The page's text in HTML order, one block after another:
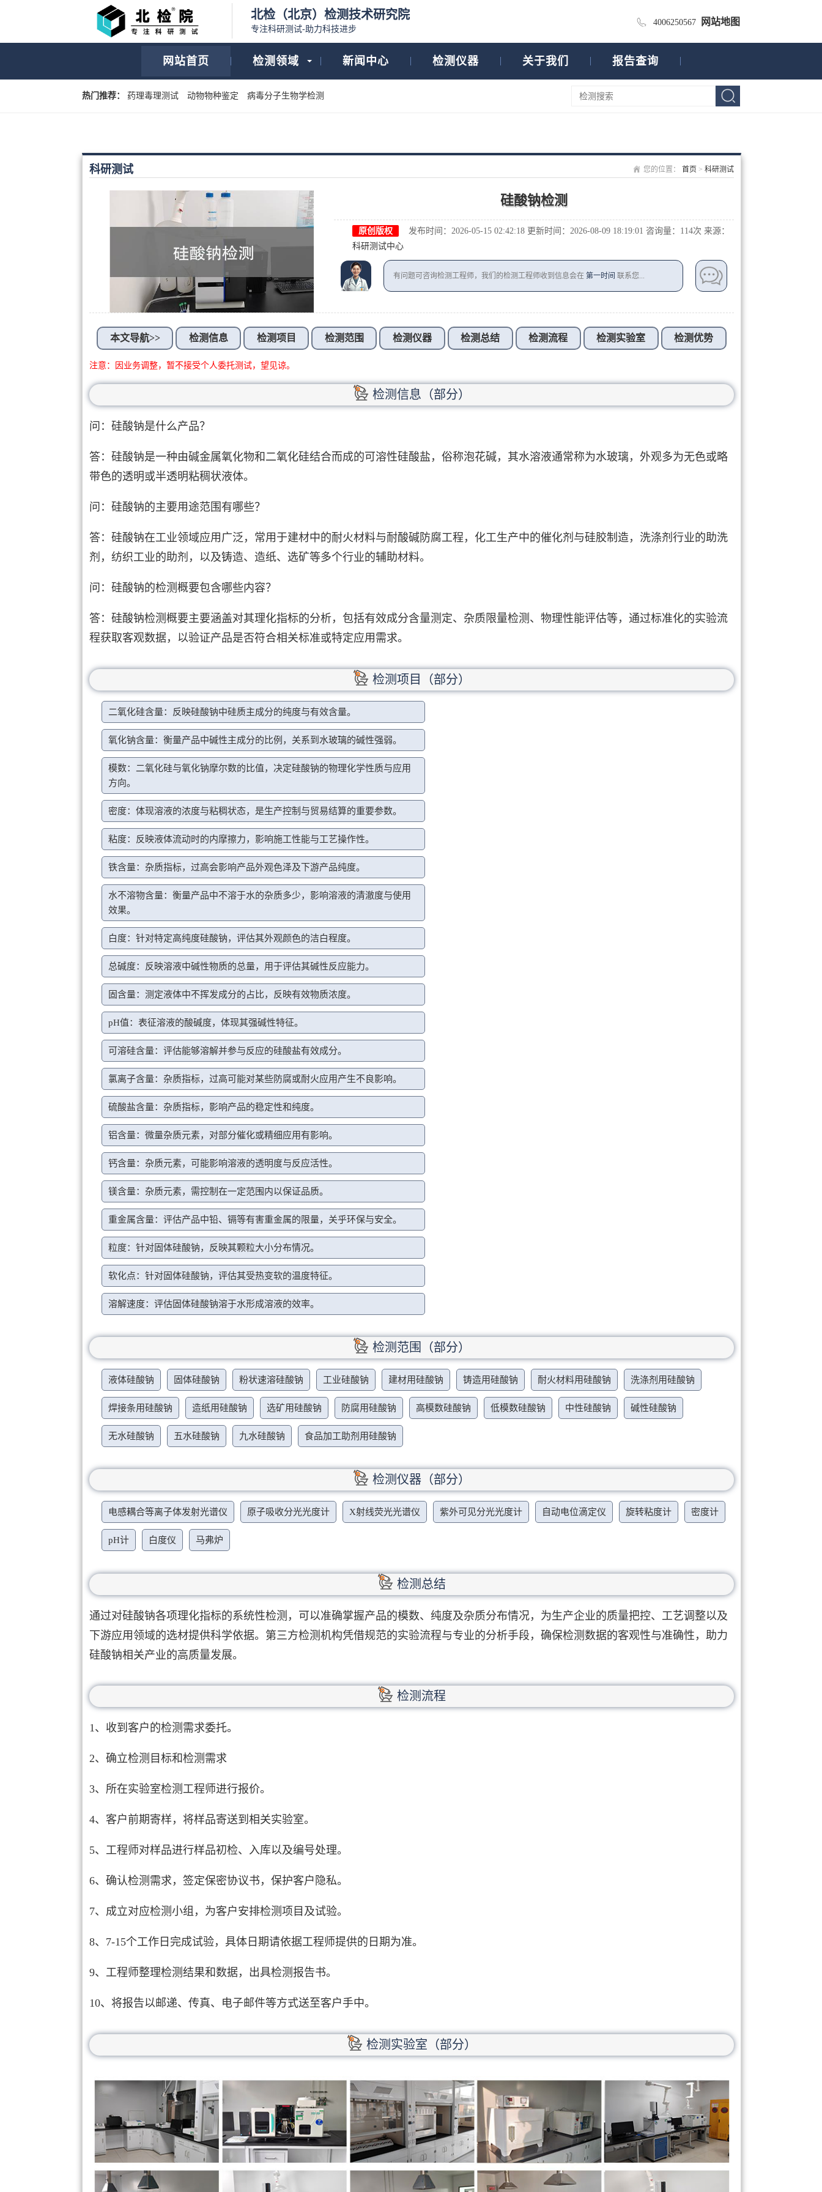
北检（北京）检测技术研究院
专注科研测试-助力科技进步
4006250567 网站地图
网站首页 检测领域 新闻中心 检测仪器 关于我们 报告查询
热门推荐： 药理毒理测试 动物物种鉴定 病毒分子生物学检测
您的位置： 首页> 科研测试
科研测试
硅酸钠检测
原创版权 发布时间：2026-05-15 02:42:18 更新时间：2026-08-09 18:19:01 咨询量：1 14次 来源：
科研测试中心
有问题可咨询检测工程师，我们的检测工程师收到信息会在第一时间 联系您...
本文导航>> 检测信息 检测项目 检测范围 检测仪器 检测总结 检测流程 检测实验室 检测优势
注意：因业务调整，暂不接受个人委托测试，望见谅。
检测信息（部分）
问：硅酸钠是什么产品？
答：硅酸钠是一种由碱金属氧化物和二氧化硅结合而成的可溶性硅酸盐，俗称泡花碱，其水溶液通常称为水玻璃，外观多为无色或略
带色的透明或半透明粘稠状液体。
问：硅酸钠的主要用途范围有哪些？
答：硅酸钠在工业领域应用广泛，常用于建材中的耐火材料与耐酸碱防腐工程，化工生产中的催化剂与硅胶制造，洗涤剂行业的助洗
剂，纺织工业的助剂，以及铸造、造纸、选矿等多个行业的辅助材料。
问：硅酸钠的检测概要包含哪些内容？
答：硅酸钠检测概要主要涵盖对其理化指标的分析，包括有效成分含量测定、杂质限量检测、物理性能评估等，通过标准化的实验流
程获取客观数据，以验证产品是否符合相关标准或特定应用需求。
检测项目（部分）
二氧化硅含量：反映硅酸钠中硅质主成分的纯度与有效含量。
氧化钠含量：衡量产品中碱性主成分的比例，关系到水玻璃的碱性强弱。
模数：二氧化硅与氧化钠摩尔数的比值，决定硅酸钠的物理化学性质与应用
方向。
密度：体现溶液的浓度与粘稠状态，是生产控制与贸易结算的重要参数。
粘度：反映液体流动时的内摩擦力，影响施工性能与工艺操作性。
铁含量：杂质指标，过高会影响产品外观色泽及下游产品纯度。
水不溶物含量：衡量产品中不溶于水的杂质多少，影响溶液的清澈度与使用
效果。
白度：针对特定高纯度硅酸钠，评估其外观颜色的洁白程度。
总碱度：反映溶液中碱性物质的总量，用于评估其碱性反应能力。
固含量：测定液体中不挥发成分的占比，反映有效物质浓度。
pH值：表征溶液的酸碱度，体现其强碱性特征。
可溶硅含量：评估能够溶解并参与反应的硅酸盐有效成分。
氯离子含量：杂质指标，过高可能对某些防腐或耐火应用产生不良影响。
硫酸盐含量：杂质指标，影响产品的稳定性和纯度。
铝含量：微量杂质元素，对部分催化或精细应用有影响。
钙含量：杂质元素，可能影响溶液的透明度与反应活性。
镁含量：杂质元素，需控制在一定范围内以保证品质。
重金属含量：评估产品中铅、镉等有害重金属的限量，关乎环保与安全。
粒度：针对固体硅酸钠，反映其颗粒大小分布情况。
软化点：针对固体硅酸钠，评估其受热变软的温度特征。
溶解速度：评估固体硅酸钠溶于水形成溶液的效率。
检测范围（部分）
液体硅酸钠 固体硅酸钠 粉状速溶硅酸钠 工业硅酸钠 建材用硅酸钠 铸造用硅酸钠 耐火材料用硅酸钠 洗涤剂用硅酸钠
焊接条用硅酸钠 造纸用硅酸钠 选矿用硅酸钠 防腐用硅酸钠 高模数硅酸钠 低模数硅酸钠 中性硅酸钠 碱性硅酸钠
无水硅酸钠 五水硅酸钠 九水硅酸钠 食品加工助剂用硅酸钠
检测仪器（部分）
电感耦合等离子体发射光谱仪 原子吸收分光光度计 X射线荧光光谱仪 紫外可见分光光度计 自动电位滴定仪 旋转粘度计 密度计
pH计 白度仪 马弗炉
检测总结
通过对硅酸钠各项理化指标的系统性检测，可以准确掌握产品的模数、纯度及杂质分布情况，为生产企业的质量把控、工艺调整以及
下游应用领域的选材提供科学依据。第三方检测机构凭借规范的实验流程与专业的分析手段，确保检测数据的客观性与准确性，助力
硅酸钠相关产业的高质量发展。
检测流程
1、收到客户的检测需求委托。
2、确立检测目标和检测需求
3、所在实验室检测工程师进行报价。
4、客户前期寄样，将样品寄送到相关实验室。
5、工程师对样品进行样品初检、入库以及编号处理。
6、确认检测需求，签定保密协议书，保护客户隐私。
7、成立对应检测小组，为客户安排检测项目及试验。
8、7-15个工作日完成试验，具体日期请依据工程师提供的日期为准。
9、工程师整理检测结果和数据，出具检测报告书。
10、将报告以邮递、传真、电子邮件等方式送至客户手中。
检测实验室（部分）